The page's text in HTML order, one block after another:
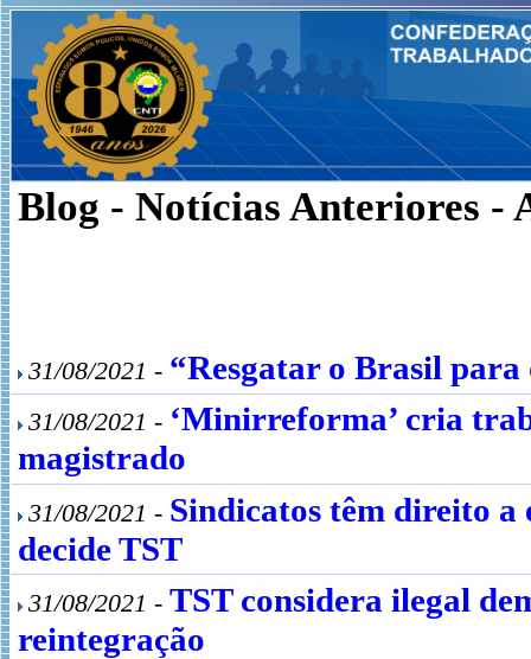
Blog - Notícias Anteriores -
31/08/2021 - “Resgatar o Brasil
31/08/2021 - ‘Minirreforma’ cria
magistrado
31/08/2021 - Sindicatos têm direito a
decide TST
31/08/2021 - TST considera ilegal
reintegração